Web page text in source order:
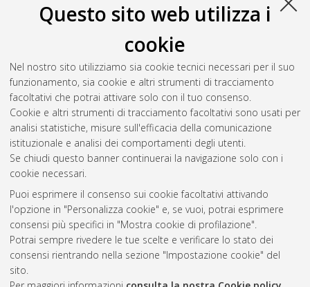
Questo sito web utilizza i
cookie
Nel nostro sito utilizziamo sia cookie tecnici necessari per il suo
funzionamento, sia cookie e altri strumenti di tracciamento
facoltativi che potrai attivare solo con il tuo consenso.
Cookie e altri strumenti di tracciamento facoltativi sono usati per
analisi statistiche, misure sull'efficacia della comunicazione
istituzionale e analisi dei comportamenti degli utenti.
Se chiudi questo banner continuerai la navigazione solo con i
cookie necessari.
Puoi esprimere il consenso sui cookie facoltativi attivando
l'opzione in "Personalizza cookie" e, se vuoi, potrai esprimere
consensi più specifici in "Mostra cookie di profilazione".
Potrai sempre rivedere le tue scelte e verificare lo stato dei
consensi rientrando nella sezione "Impostazione cookie" del
sito.
Vedi altre statistiche
Gestione del documento:
Atom
Rss
AMS Acta
ISSN: 2038-7954
re3data.org -
doi.org/10.17616/R3P19R
Servizio implementato e